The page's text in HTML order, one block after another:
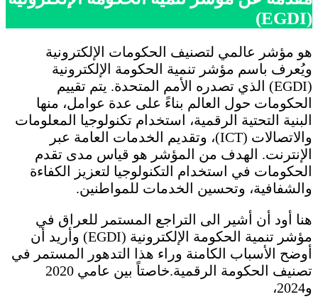
(EGDI)
هو مؤشر عالمي لتصنيف الحكومات الإلكترونية
ويُعرف باسم مؤشر تنمية الحكومة الإلكترونية
(EGDI) الذي تصدره الأمم المتحدة. يتم تقييم
الحكومات حول العالم بناءً على عدة عوامل، منها
البنية التحتية الرقمية، استخدام تكنولوجيا المعلومات
والاتصالات (ICT)، وتقديم الخدمات العامة عبر
الإنترنت. الهدف من المؤشر هو قياس مدى تقدم
الحكومات في استخدام التكنولوجيا لتعزيز الكفاءة
والشفافية، وتحسين الخدمات للمواطنين.
هنا أود أن أشير الى التراجع المستمر للعراق في
مؤشر تنمية الحكومة الإلكترونية (EGDI) وأريد أن
أوضح الأسباب الكامنة وراء هذا التدهور المستمر في
تصنيف الحكومة الرقمية.خاصتاً بين عامي 2020
و2024،